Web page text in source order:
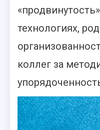
технологиях,
коллег за